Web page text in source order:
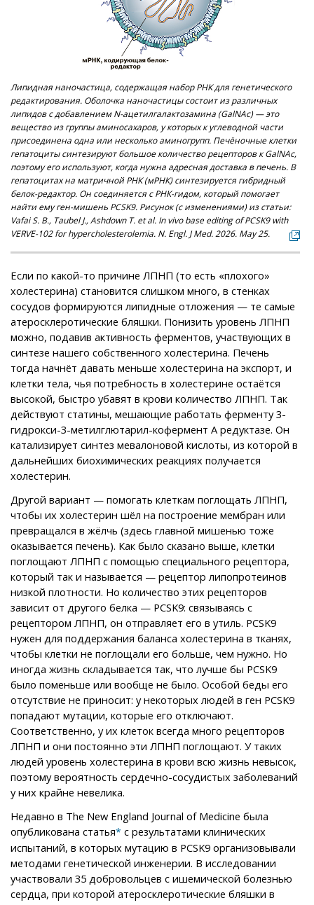
Липидная наночастица, содержащая набор РНК для генетического
редактирования. Оболочка наночастицы состоит из различных
липидов с добавлением N-ацетилгалактозамина (GalNAc) — это
вещество из группы аминосахаров, у которых к углеводной части
присоединена одна или несколько аминогрупп. Печёночные клетки
гепатоциты синтезируют большое количество рецепторов к GalNAc,
поэтому его используют, когда нужна адресная доставка в печень. В
гепатоцитах на матричной РНК (мРНК) синтезируется гибридный
белок-редактор. Он соединяется с РНК-гидом, который помогает
найти ему ген-мишень PCSK9. Рисунок (с изменениями) из статьи:
Vafai S. B., Taubel J., Ashdown T. et al. In vivo base editing of PCSK9 with
VERVE-102 for hypercholesterolemia. N. Engl. J Med. 2026. May 25.
Если по какой-то причине ЛПНП (то есть «плохого»
холестерина) становится слишком много, в стенках
сосудов формируются липидные отложения — те самые
атеросклеротические бляшки. Понизить уровень ЛПНП
можно, подавив активность ферментов, участвующих в
синтезе нашего собственного холестерина. Печень
тогда начнёт давать меньше холестерина на экспорт, и
клетки тела, чья потребность в холестерине остаётся
высокой, быстро убавят в крови количество ЛПНП. Так
действуют статины, мешающие работать ферменту 3-
гидрокси-3-метилглютарил-кофермент А редуктазе. Он
катализирует синтез мевалоновой кислоты, из которой в
дальнейших биохимических реакциях получается
холестерин.
Другой вариант — помогать клеткам поглощать ЛПНП,
чтобы их холестерин шёл на построение мембран или
превращался в жёлчь (здесь главной мишенью тоже
оказывается печень). Как было сказано выше, клетки
поглощают ЛПНП с помощью специального рецептора,
который так и называется — рецептор липопротеинов
низкой плотности. Но количество этих рецепторов
зависит от другого белка — PCSK9: связываясь с
рецептором ЛПНП, он отправляет его в утиль. PCSK9
нужен для поддержания баланса холестерина в тканях,
чтобы клетки не поглощали его больше, чем нужно. Но
иногда жизнь складывается так, что лучше бы PCSK9
было поменьше или вообще не было. Особой беды его
отсутствие не приносит: у некоторых людей в ген PCSK9
попадают мутации, которые его отключают.
Соответственно, у их клеток всегда много рецепторов
ЛПНП и они постоянно эти ЛПНП поглощают. У таких
людей уровень холестерина в крови всю жизнь невысок,
поэтому вероятность сердечно-сосудистых заболеваний
у них крайне невелика.
Недавно в The New England Journal of Medicine была
опубликована статья* с результатами клинических
испытаний, в которых мутацию в PCSK9 организовывали
методами генетической инженерии. В исследовании
участвовали 35 добровольцев с ишемической болезнью
сердца, при которой атеросклеротические бляшки в